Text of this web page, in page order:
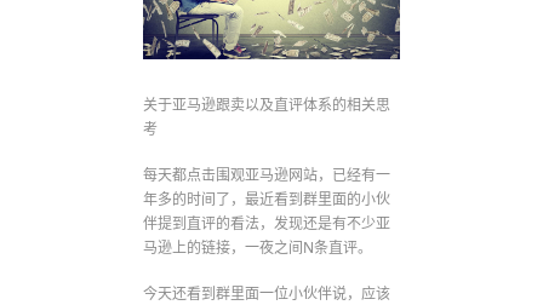
关于亚马逊跟卖以及直评体系的相关思
考
每天都点击围观亚马逊网站，已经有一
年多的时间了，最近看到群里面的小伙
伴提到直评的看法，发现还是有不少亚
马逊上的链接，一夜之间N条直评。
今天还看到群里面一位小伙伴说，应该